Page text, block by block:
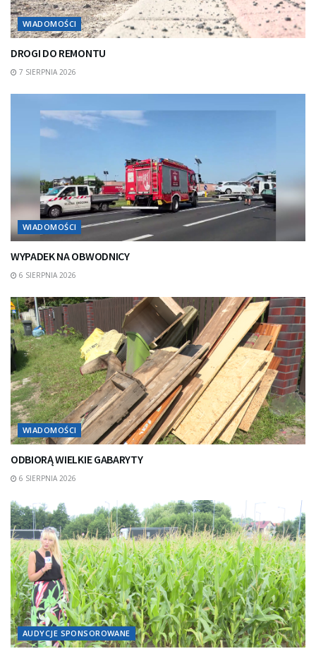
WIADOMOŚCI
DROGI DO REMONTU
7 SIERPNIA 2026
WIADOMOŚCI
WYPADEK NA OBWODNICY
6 SIERPNIA 2026
WIADOMOŚCI
ODBIORĄ WIELKIE GABARYTY
6 SIERPNIA 2026
AUDYCJE SPONSOROWANE